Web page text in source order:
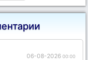
06-08-2026 00:00